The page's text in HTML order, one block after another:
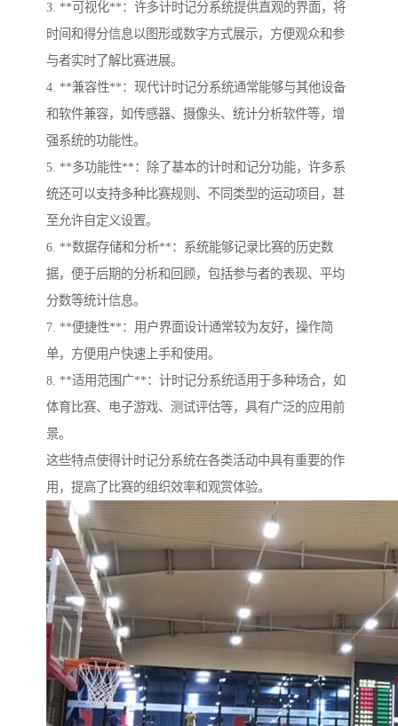
3. **可视化**：许多计时记分系统提供直观的界面，将
时间和得分信息以图形或数字方式展示，方便观众和参
与者实时了解比赛进展。
4. **兼容性**：现代计时记分系统通常能够与其他设备
和软件兼容，如传感器、摄像头、统计分析软件等，增
强系统的功能性。
5. **多功能性**：除了基本的计时和记分功能，许多系
统还可以支持多种比赛规则、不同类型的运动项目，甚
至允许自定义设置。
6. **数据存储和分析**：系统能够记录比赛的历史数
据，便于后期的分析和回顾，包括参与者的表现、平均
分数等统计信息。
7. **便捷性**：用户界面设计通常较为友好，操作简
单，方便用户快速上手和使用。
8. **适用范围广**：计时记分系统适用于多种场合，如
体育比赛、电子游戏、测试评估等，具有广泛的应用前
景。
这些特点使得计时记分系统在各类活动中具有重要的作
用，提高了比赛的组织效率和观赏体验。